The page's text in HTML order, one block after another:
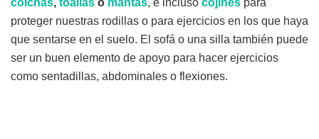
proteger nuestras rodillas o para ejercicios en los que haya
que sentarse en el suelo. El sofá o una silla también puede
ser un buen elemento de apoyo para hacer ejercicios
como sentadillas, abdominales o flexiones.